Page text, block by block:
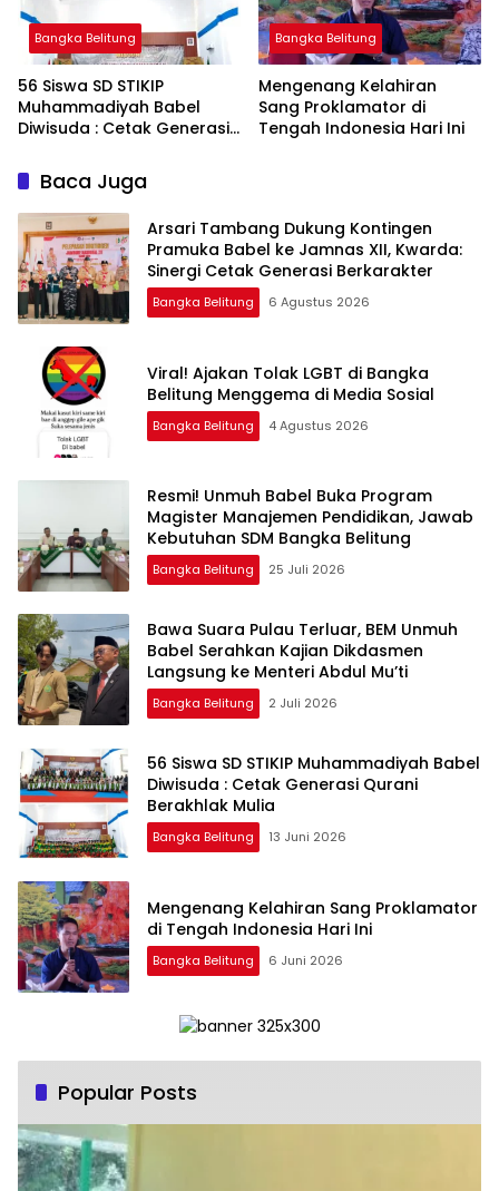
Bangka Belitung
‎56 Siswa SD STIKIP
Muhammadiyah Babel
Diwisuda : Cetak Generasi
Bangka Belitung
‎Mengenang Kelahiran
Sang Proklamator di
Baca Juga
Arsari Tambang Dukung Kontingen
Pramuka Babel ke Jamnas XII, Kwarda:
Sinergi Cetak Generasi Berkarakter
Bangka Belitung 6 Agustus 2026
Viral! Ajakan Tolak LGBT di Bangka
Belitung Menggema di Media Sosial
Bangka Belitung 4 Agustus 2026
Resmi! Unmuh Babel Buka Program
Magister Manajemen Pendidikan, Jawab
Kebutuhan SDM Bangka Belitung
Bangka Belitung 25 Juli 2026
‎Bawa Suara Pulau Terluar, BEM Unmuh
Babel Serahkan Kajian Dikdasmen
Langsung ke Menteri Abdul Mu’ti
Bangka Belitung 2 Juli 2026
‎56 Siswa SD STIKIP Muhammadiyah Babel
Diwisuda : Cetak Generasi Qurani
Bangka Belitung 13 Juni 2026
‎Mengenang Kelahiran Sang Proklamator
Bangka Belitung 6 Juni 2026
Popular Posts